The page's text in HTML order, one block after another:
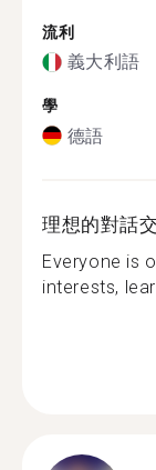
流利
義大利語
學
德語
理想的對話
Everyone is
interests,